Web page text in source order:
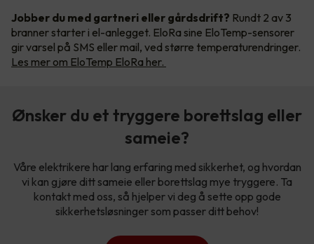
Jobber du med gartneri eller gårdsdrift? Rundt 2 av 3
branner starter i el-anlegget. EloRa sine EloTemp-sensorer
gir varsel på SMS eller mail, ved større temperaturendringer.
Les mer om EloTemp EloRa her.
Ønsker du et tryggere borettslag eller
sameie?
Våre elektrikere har lang erfaring med sikkerhet, og hvordan
vi kan gjøre ditt sameie eller borettslag mye tryggere. Ta
kontakt med oss, så hjelper vi deg å sette opp gode
sikkerhetsløsninger som passer ditt behov!